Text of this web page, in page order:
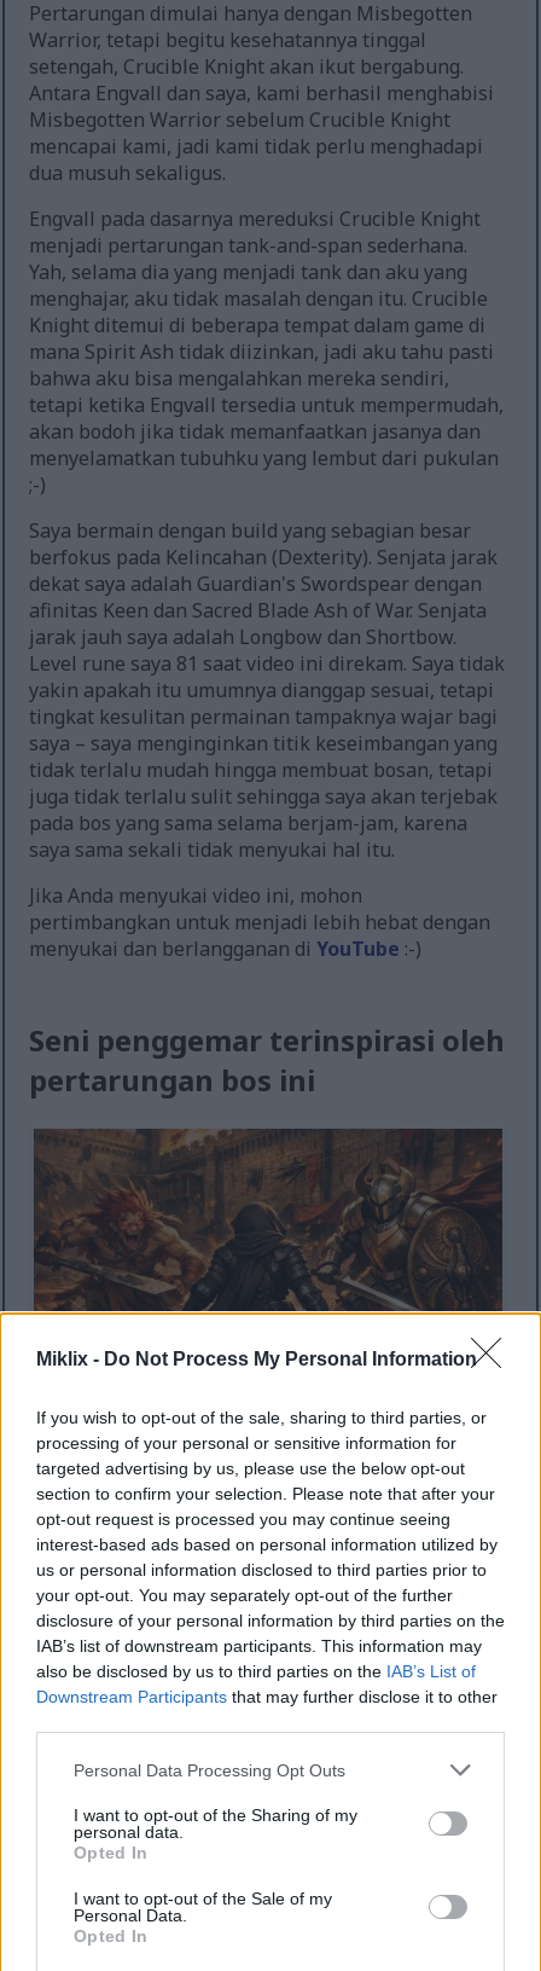
Miklix - Do Not Process My Personal Information
If you wish to opt-out of the sale, sharing to third parties, or
processing of your personal or sensitive information for
targeted advertising by us, please use the below opt-out
section to confirm your selection. Please note that after your
opt-out request is processed you may continue seeing
interest-based ads based on personal information utilized by
us or personal information disclosed to third parties prior to
your opt-out. You may separately opt-out of the further
disclosure of your personal information by third parties on the
IAB’s list of downstream participants. This information may
also be disclosed by us to third parties on the IAB’s List of
Downstream Participants that may further disclose it to other
Please note that this website/app uses one or more Google
not limited to your visit or usage behaviour. You may click to
grant or deny consent to Google and its third-party tags to
use your data for below specified purposes in below Google
consent section.
Personal Data Processing Opt Outs
I want to opt-out of the Sharing of my
personal data.
Opted In
I want to opt-out of the Sale of my
Personal Data.
Opted In
Pertarungan dimulai hanya dengan Misbegotten
Warrior, tetapi begitu kesehatannya tinggal
setengah, Crucible Knight akan ikut bergabung.
Antara Engvall dan saya, kami berhasil menghabisi
Misbegotten Warrior sebelum Crucible Knight
mencapai kami, jadi kami tidak perlu menghadapi
dua musuh sekaligus.
Engvall pada dasarnya mereduksi Crucible Knight
menjadi pertarungan tank-and-span sederhana.
Yah, selama dia yang menjadi tank dan aku yang
menghajar, aku tidak masalah dengan itu. Crucible
Knight ditemui di beberapa tempat dalam game di
mana Spirit Ash tidak diizinkan, jadi aku tahu pasti
bahwa aku bisa mengalahkan mereka sendiri,
tetapi ketika Engvall tersedia untuk mempermudah,
akan bodoh jika tidak memanfaatkan jasanya dan
menyelamatkan tubuhku yang lembut dari pukulan
;-)
Saya bermain dengan build yang sebagian besar
berfokus pada Kelincahan (Dexterity). Senjata jarak
dekat saya adalah Guardian's Swordspear dengan
afinitas Keen dan Sacred Blade Ash of War. Senjata
jarak jauh saya adalah Longbow dan Shortbow.
Level rune saya 81 saat video ini direkam. Saya tidak
yakin apakah itu umumnya dianggap sesuai, tetapi
tingkat kesulitan permainan tampaknya wajar bagi
saya – saya menginginkan titik keseimbangan yang
tidak terlalu mudah hingga membuat bosan, tetapi
juga tidak terlalu sulit sehingga saya akan terjebak
pada bos yang sama selama berjam-jam, karena
saya sama sekali tidak menyukai hal itu.
Jika Anda menyukai video ini, mohon
pertimbangkan untuk menjadi lebih hebat dengan
menyukai dan berlangganan diYouTube :-)
Seni penggemar terinspirasi oleh
pertarungan bos ini
Ilustrasi bergaya anime yang menggambarkan
Tarnished dalam baju zirah Black Knife menghadapi
Misbegotten Warrior dan Crucible Knight dengan
pedang dan perisai di halaman Kastil Redmane yang
terbakar.
Klik atau ketuk gambar untuk informasi lebih lanjut
dan resolusi yang lebih tinggi.